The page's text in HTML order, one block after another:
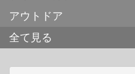
アウトドア
全て見る